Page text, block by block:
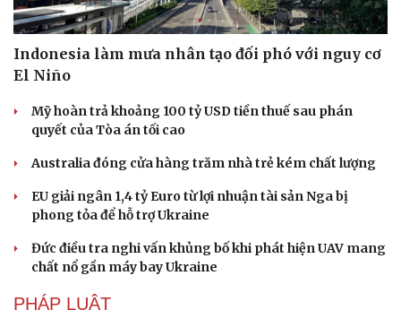
Indonesia làm mưa nhân tạo đối phó với nguy cơ
El Niño
Mỹ hoàn trả khoảng 100 tỷ USD tiền thuế sau phán
quyết của Tòa án tối cao
Australia đóng cửa hàng trăm nhà trẻ kém chất lượng
EU giải ngân 1,4 tỷ Euro từ lợi nhuận tài sản Nga bị
phong tỏa để hỗ trợ Ukraine
Đức điều tra nghi vấn khủng bố khi phát hiện UAV mang
chất nổ gần máy bay Ukraine
PHÁP LUẬT